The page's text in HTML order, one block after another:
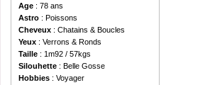
Age : 78 ans
Astro : Poissons
Cheveux : Chatains & Boucles
Yeux : Verrons & Ronds
Taille : 1m92 / 57kgs
Silouhette : Belle Gosse
Hobbies : Voyager